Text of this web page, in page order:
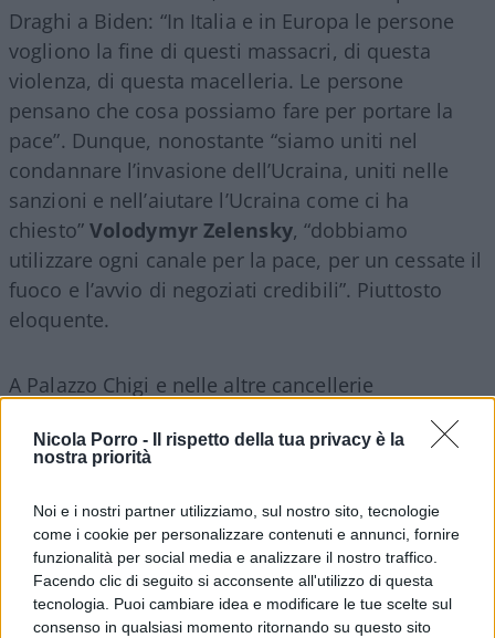
Nicola Porro -
Il rispetto della tua privacy è la
nostra priorità
Noi e i nostri partner utilizziamo, sul nostro sito, tecnologie
come i cookie per personalizzare contenuti e annunci, fornire
funzionalità per social media e analizzare il nostro traffico.
Facendo clic di seguito si acconsente all'utilizzo di questa
tecnologia. Puoi cambiare idea e modificare le tue scelte sul
consenso in qualsiasi momento ritornando su questo sito
Draghi a Biden: “In Italia e in Europa le persone
vogliono la fine di questi massacri, di questa
violenza, di questa macelleria. Le persone
pensano che cosa possiamo fare per portare la
pace”. Dunque, nonostante “siamo uniti nel
condannare l’invasione dell’Ucraina, uniti nelle
sanzioni e nell’aiutare l’Ucraina come ci ha
chiesto” Volodymyr Zelensky, “dobbiamo
utilizzare ogni canale per la pace, per un cessate il
fuoco e l’avvio di negoziati credibili”. Piuttosto
eloquente.
A Palazzo Chigi e nelle altre cancellerie
pubblica èsempre meno entusiasta dell’invio
e sempre più timorosa sia
dell’allargamento delle ostilità, sia di una loro
cristallizzazione: un Vietnam nel cuore d’Europa
provocherebbe un danno incalcolabile alle
economie dei Paesi occidentali, il cui buono stato
di salute è comunque necessario all’America, la